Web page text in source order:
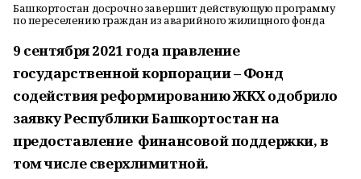
Башкортостан досрочно завершит действующую программу
по переселению граждан из аварийного жилищного фонда
9 сентября 2021 года правление
государственной корпорации – Фонд
содействия реформированию ЖКХ одобрило
заявку Республики Башкортостан на
предоставление финансовой поддержки, в
том числе сверхлимитной.